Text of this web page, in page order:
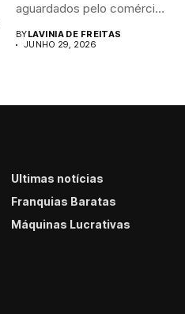
aguardados pelo comércio
BYLAVINIA DE FREITAS
JUNHO 29, 2026
Últimas notícias
Franquias Baratas
Máquinas Lucrativas